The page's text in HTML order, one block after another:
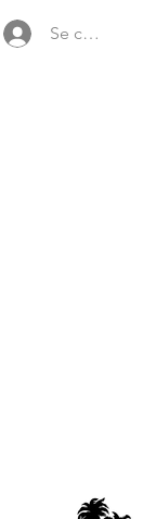
Se connecter